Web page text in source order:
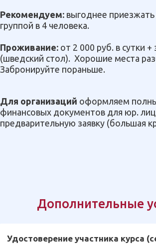
Рекомендуем: выгоднее приезжать
группой в 4 человека.
Проживание: от 2 000 руб. в сутки +
(шведский стол). Хорошие места
Забронируйте пораньше.
Для организаций оформляем
финансовых документов для юр.
предварительную заявку (большая
Дополнительные
Удостоверение участника курса